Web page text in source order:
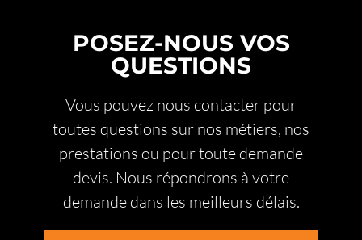
POSEZ-NOUS VOS
QUESTIONS
Vous pouvez nous contacter pour
toutes questions sur nos métiers, nos
prestations ou pour toute demande
devis. Nous répondrons à votre
demande dans les meilleurs délais.